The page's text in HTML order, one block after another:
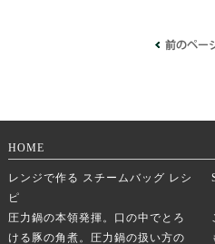
HOME
レンジで作る スチームバッグ レシ
ピ
圧力鍋の本領発揮。口の中でとろ
ける豚の角煮。圧力鍋の扱い方の